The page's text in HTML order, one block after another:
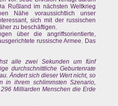
Rußland im nächsten Weltkrieg
Nähe voraussichtlich unser
sich mit der russischen
zu beschäftigen.
über die angriffsorientierte,
russische Armee. Das
alle zwei Sekunden um fünf
durchschnittliche Geburtenrate
Ändert sich dieser Wert nicht, so
in ihrem schlimmsten Szenario,
Milliarden Menschen die Erde